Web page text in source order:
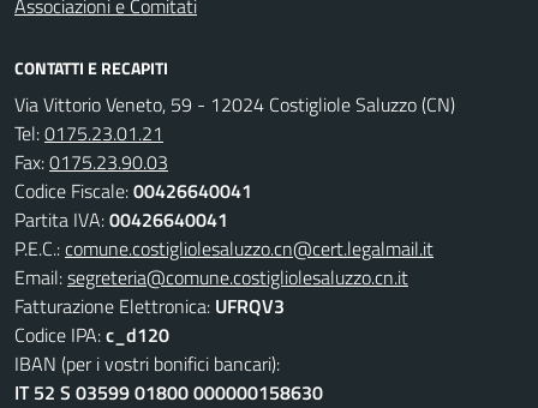
Associazioni e Comitati
CONTATTI E RECAPITI
Via Vittorio Veneto, 59 - 12024 Costigliole Saluzzo (CN)
Tel:0175.23.01.21
Fax:0175.23.90.03
Codice Fiscale:00426640041
Partita IVA:00426640041
P.E.C.:comune.costigliolesaluzzo.cn@cert.legalmail.it
Email:segreteria@comune.costigliolesaluzzo.cn.it
Fatturazione Elettronica: UFRQV3
Codice IPA:c_d120
IBAN (per i vostri bonifici bancari):
IT 52 S 03599 01800 000000158630